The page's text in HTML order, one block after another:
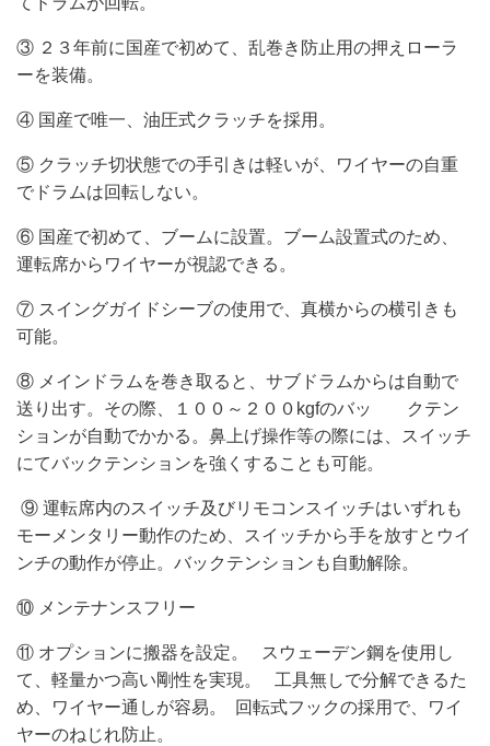
③ ２３年前に国産で初めて、乱巻き防止用の押えローラ
ーを装備。
④ 国産で唯一、油圧式クラッチを採用。
⑤ クラッチ切状態での手引きは軽いが、ワイヤーの自重
でドラムは回転しない。
⑥ 国産で初めて、ブームに設置。ブーム設置式のため、
運転席からワイヤーが視認できる。
⑦ スイングガイドシーブの使用で、真横からの横引きも
可能。
⑧ メインドラムを巻き取ると、サブドラムからは自動で
送り出す。その際、１００～２００kgfのバッ クテン
ションが自動でかかる。鼻上げ操作等の際には、スイッチ
にてバックテンションを強くすることも可能。
⑨ 運転席内のスイッチ及びリモコンスイッチはいずれも
モーメンタリー動作のため、スイッチから手を放すとウイ
ンチの動作が停止。バックテンションも自動解除。
⑩ メンテナンスフリー
⑪ オプションに搬器を設定。 スウェーデン鋼を使用し
て、軽量かつ高い剛性を実現。 工具無しで分解できるた
め、ワイヤー通しが容易。 回転式フックの採用で、ワイ
ヤーのねじれ防止。